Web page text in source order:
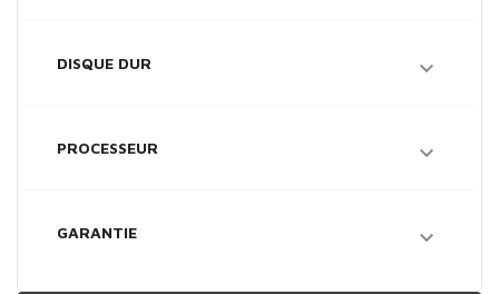
DISQUE DUR 
PROCESSEUR 
GARANTIE 